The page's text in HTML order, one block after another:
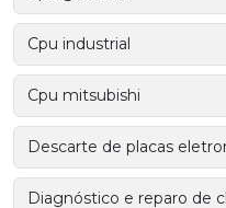
Cpu industrial
Cpu mitsubishi
Descarte de placas
Diagnóstico e reparo de